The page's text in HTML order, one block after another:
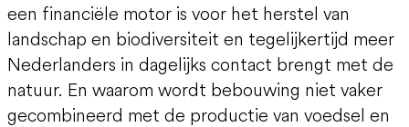
een financiële motor is voor het herstel van
landschap en biodiversiteit en tegelijkertijd meer
Nederlanders in dagelijks contact brengt met de
natuur. En waarom wordt bebouwing niet vaker
gecombineerd met de productie van voedsel en